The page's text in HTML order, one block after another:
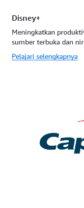
Disney+
Meningkatkan
sumber terbuka dan
Pelajari selengkapnya